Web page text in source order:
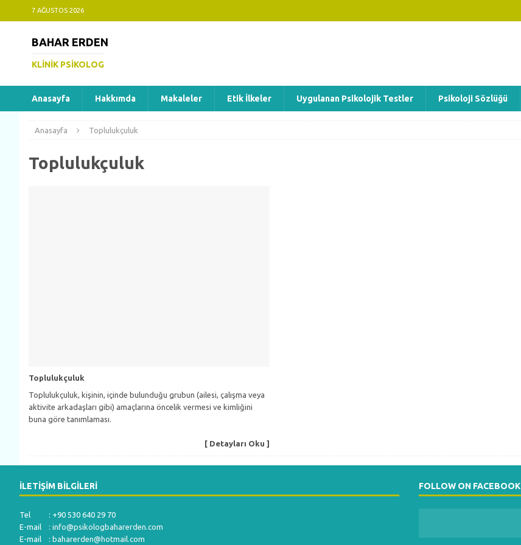
7 AĞUSTOS 2026
BAHAR ERDEN
KLINIK PSIKOLOG
Anasayfa Hakkımda Makaleler Etik İlkeler Uygulanan Psikolojik Testler Psikoloji Sözlüğü
Anasayfa Toplulukçuluk
Toplulukçuluk
Toplulukçuluk
Toplulukçuluk, kişinin, içinde bulunduğu grubun (ailesi, çalışma veya
aktivite arkadaşları gibi) amaçlarına öncelik vermesi ve kimliğini
buna göre tanımlaması.
[ Detayları Oku ]
İLETIŞIM BILGILERI
Tel : +90 530 640 29 70
E-mail : info@psikologbaharerden.com
E-mail : baharerden@hotmail.com
FOLLOW ON FACEBOOK